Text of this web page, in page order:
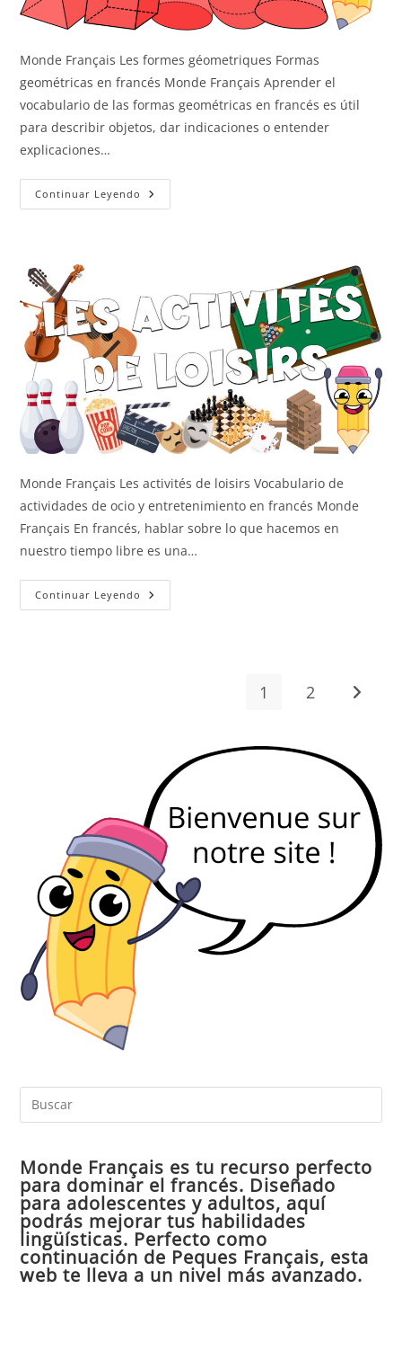
Monde Français Les formes géometriques Formas
geométricas en francés Monde Français Aprender el
vocabulario de las formas geométricas en francés es útil
para describir objetos, dar indicaciones o entender
explicaciones…
Continuar Leyendo Las
Formas
Monde Français Les activités de loisirs Vocabulario de
actividades de ocio y entretenimiento en francés Monde
Français En francés, hablar sobre lo que hacemos en
nuestro tiempo libre es una…
Continuar Leyendo Actividades
De
1 2 Ir a la
Monde Français es tu recurso perfecto
para dominar el francés. Diseñado
para adolescentes y adultos, aquí
podrás mejorar tus habilidades
lingüísticas. Perfecto como
continuación de Peques Français, esta
web te lleva a un nivel más avanzado.